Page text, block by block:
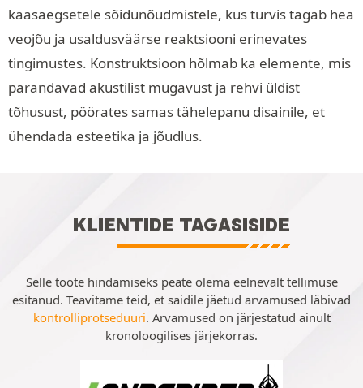
kaasaegsetele sõidunõudmistele, kus turvis tagab hea
veojõu ja usaldusväärse reaktsiooni erinevates
tingimustes. Konstruktsioon hõlmab ka elemente, mis
parandavad akustilist mugavust ja rehvi üldist
tõhusust, pöörates samas tähelepanu disainile, et
ühendada esteetika ja jõudlus.
KLIENTIDE TAGASISIDE
Selle toote hindamiseks peate olema eelnevalt tellimuse
esitanud. Teavitame teid, et saidile jäetud arvamused läbivad
kontrolliprotseduuri. Arvamused on järjestatud ainult
kronoloogilises järjekorras.